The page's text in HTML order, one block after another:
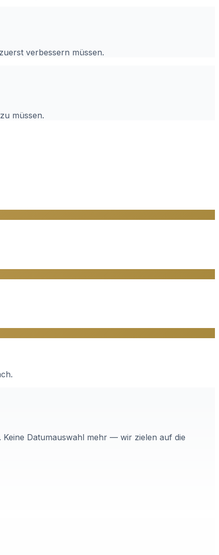
verbessern müssen.
müssen.
Datumauswahl mehr — wir zielen auf die